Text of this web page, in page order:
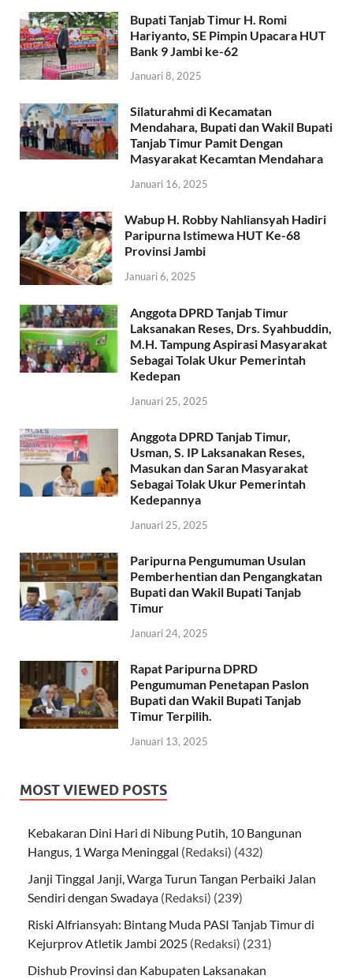
Bupati Tanjab Timur H. Romi
Hariyanto, SE Pimpin Upacara HUT
Bank 9 Jambi ke-62
Januari 8, 2025
Silaturahmi di Kecamatan
Mendahara, Bupati dan Wakil Bupati
Tanjab Timur Pamit Dengan
Masyarakat Kecamtan Mendahara
Januari 16, 2025
Wabup H. Robby Nahliansyah Hadiri
Paripurna Istimewa HUT Ke-68
Provinsi Jambi
Januari 6, 2025
Anggota DPRD Tanjab Timur
Laksanakan Reses, Drs. Syahbuddin,
M.H. Tampung Aspirasi Masyarakat
Sebagai Tolak Ukur Pemerintah
Kedepan
Januari 25, 2025
Anggota DPRD Tanjab Timur,
Usman, S. IP Laksanakan Reses,
Masukan dan Saran Masyarakat
Sebagai Tolak Ukur Pemerintah
Kedepannya
Januari 25, 2025
Paripurna Pengumuman Usulan
Pemberhentian dan Pengangkatan
Bupati dan Wakil Bupati Tanjab
Timur
Januari 24, 2025
Rapat Paripurna DPRD
Pengumuman Penetapan Paslon
Bupati dan Wakil Bupati Tanjab
Timur Terpilih.
Januari 13, 2025
MOST VIEWED POSTS
Kebakaran Dini Hari di Nibung Putih, 10 Bangunan
Hangus, 1 Warga Meninggal (Redaksi) (432)
Janji Tinggal Janji, Warga Turun Tangan Perbaiki Jalan
Sendiri dengan Swadaya (Redaksi) (239)
Riski Alfriansyah: Bintang Muda PASI Tanjab Timur di
Kejurprov Atletik Jambi 2025 (Redaksi) (231)
Dishub Provinsi dan Kabupaten Laksanakan